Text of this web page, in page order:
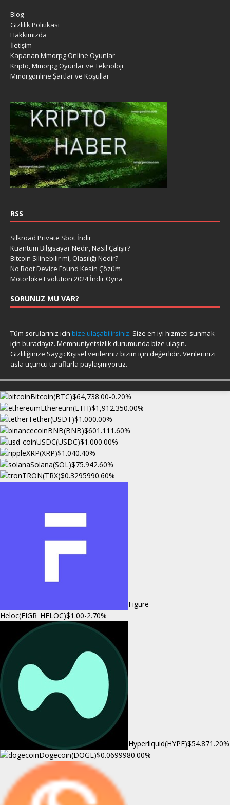
Blog
Gizlilik Politikası
Hakkımızda
İletişim
Kapanan Mmorpg Online Oyunlar
Kripto, Mmorpg Oyunlar ve Teknoloji
Mmorgonline Şartlar ve Koşullar
RSS
Silkroad Private Sbot İndir
Kuantum Bilgisayar Nedir, Nasıl Çalışır?
Bitcoin Silinebilir mi, Olasılığı Nedir?
No Boot Device Found Kesin Çözüm
Motorbike Evolution 2024 İndir Oyna
SORUNUZ MU VAR?
Tüm sorularınız için bize ulaşabilirsiniz. Size en iyi hizmeti sunmak
için buradayız. Memnuniyetsizlik durumunda bize ulaşın.
Gizliliğinize Saygı: Kişisel verileriniz bizim için değerlidir. Verilerinizi
asla üçüncü taraflarla paylaşmıyoruz.
Bitcoin(BTC)$64,738.00-0.20%
Ethereum(ETH)$1,912.350.00%
Tether(USDT)$1.000.00%
BNB(BNB)$601.11 1.60%
USDC(USDC)$1.000.00%
XRP(XRP)$1.040.40%
Solana(SOL)$75.942.60%
TRON(TRX)$0.3295990.60%
Figure
Heloc(FIGR_HELOC)$1.00-2.70%
Hyperliquid(HYPE)$54.871.20%
Dogecoin(DOGE)$0.0699980.00%